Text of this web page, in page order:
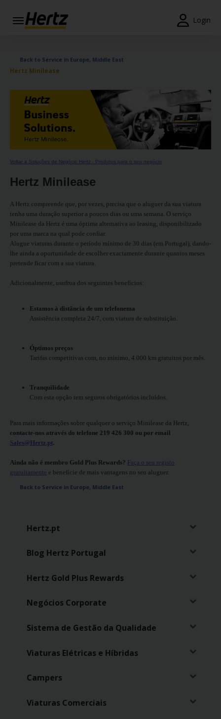
Login
Modificar/Cancelar
Estações
Campanhas
Join /
Gold
Overview
Ajuda
Carros
Elétricos
Premium
Serviços
Campanhas
Lojas
Back to Service in Europe, Middle East
Hertz Minilease
Voltar a Soluções de Negócio Hertz - Produtos para o seu negócio
Hertz Minilease
A Hertz compreende que, por vezes, precisa que o aluguer da sua viatura
tenha uma duração superior a poucos dias ou uma semana. O serviço
Minilease da Hertz é uma óptima alternativa ao leasing, disponibilizado
por uma marca na qual pode confiar.
Alugue viaturas durante o período mínimo de 30 dias (em Portugal), dando-
lhe ainda a oportunidade de escolher exactamente durante quantos meses
pretende ficar com a sua viatura.
Adicionalmente, usufrua dos seguintes benefícios:
Estamos à distância de um telefonema
Assistência completa 24/7, com viatura de substituição.
Óptimos preços
Tarifas competitivas com, no mínimo, 4.000 km gratuitos por mês.
Tranquilidade
Com esta opção tem seguros obrigatórios incluídos.
Para mais informações sobre qualquer o serviço Minilease da Hertz,
contacte-nos através do telefone 219 426 300 ou por email
Sales@Hertz.pt.
Ainda não é membro Gold Plus Rewards? Faça o seu registo
gratuitamente e benefície de mais vantagens no seu aluguer.
Back to Service in Europe, Middle East
Hertz.pt
Blog Hertz Portugal
Hertz Gold Plus Rewards
Negócios Corporate
Sistema de Gestão da Qualidade
Viaturas Elétricas e Híbridas
Campers
Viaturas Comerciais